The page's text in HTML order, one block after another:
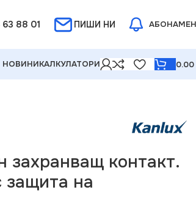
88 01 ПИШИ НИ
НОВИНИКАЛКУЛАТОРИ 0.00
захранващ контакт.
защита на